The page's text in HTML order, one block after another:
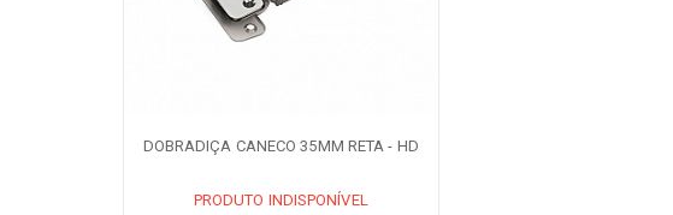
DOBRADIÇA CANECO 35MM RETA - HD
PRODUTO INDISPONÍVEL
PRODUTO INDISPONÍVEL